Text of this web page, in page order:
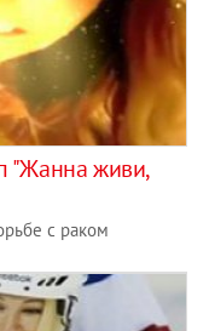
"Жанна живи,
с раком